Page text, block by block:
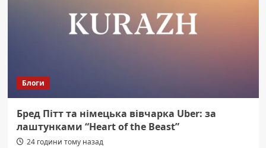
Блоги
Бред Пітт та німецька вівчарка Uber: за
лаштунками “Heart of the Beast”
24 години тому назад